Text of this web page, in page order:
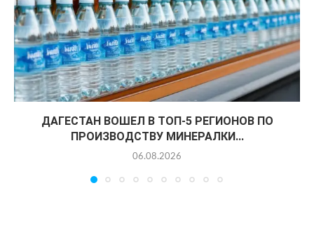
ДАГЕСТАН ВОШЕЛ В ТОП-5 РЕГИОНОВ ПО
ПРОИЗВОДСТВУ МИНЕРАЛКИ...
06.08.2026